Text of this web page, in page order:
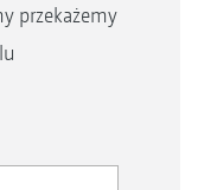
przekażemy